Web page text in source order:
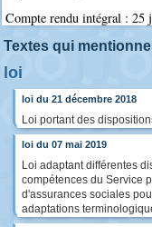
Compte rendu intégral : 25
Textes qui
loi
loi du 21 décembre 2018
Loi portant des
loi du 07 mai 2019
Loi adaptant différentes
compétences du Service
d'assurances sociales
adaptations